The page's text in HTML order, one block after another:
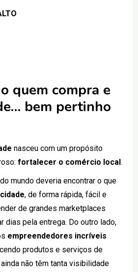
quem compra e
bem pertinho
nasceu com um propósito
fortalecer o comércio local.
mundo deveria encontrar o que
, de forma rápida, fácil e
de grandes marketplaces
dias pela entrega. Do outro lado,
empreendedores incríveis
produtos e serviços de
não têm tanta visibilidade